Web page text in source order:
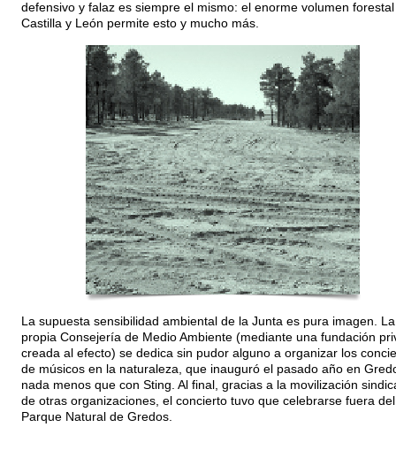
defensivo y falaz es siempre el mismo: el enorme volumen
Castilla y León permite esto y mucho más.
La supuesta sensibilidad ambiental de la Junta es pura imagen. La
propia Consejería de Medio Ambiente (mediante una fundación
creada al efecto) se dedica sin pudor alguno a organizar los
de músicos en la naturaleza, que inauguró el pasado año en
nada menos que con Sting. Al final, gracias a la movilización
de otras organizaciones, el concierto tuvo que celebrarse fuera del
Parque Natural de Gredos.